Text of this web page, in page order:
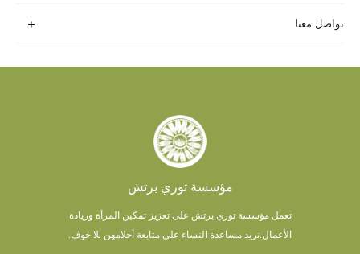
تواصل معنا
مؤسسة توري برتش
تعمل مؤسسة توري برتش على تعزيز تمكين المرأة وريادة
الأعمال. نريد مساعدة النساء على متابعة أحلامهن بلا خوف.